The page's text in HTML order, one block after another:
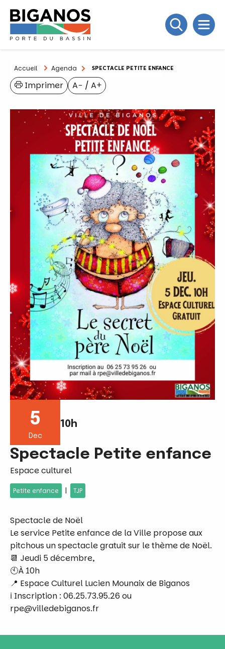
Accueil Agenda SPECTACLE PETITE ENFANCE
A− / A+
Imprimer
5
Dec
10h
Spectacle Petite enfance
Espace culturel
Petite enfance | TJP
Spectacle de Noël
Le service Petite enfance de la Ville propose aux
pitchous un spectacle gratuit sur le thème de Noël.
📆 Jeudi 5 décembre,
🕙À 10h
📍 Espace Culturel Lucien Mounaix de Biganos
ℹ Inscription : 06.25.73.95.26 ou
rpe@villedebiganos.fr